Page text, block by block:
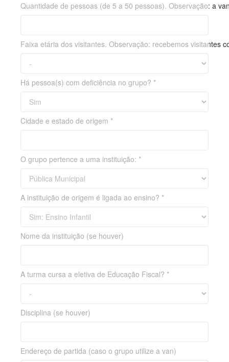
Quantidade de pessoas (de 5 a 50 pessoas). Observação: a
Faixa etária dos visitantes. Observação: recebemos visitantes
Há pessoa(s) com deficiência no grupo? *
Cidade e estado de origem *
O grupo pertence a uma instituição: *
A instituição de origem é ligada ao ensino? *
Nome da instituição (se houver)
A turma cursa a eletiva de Educação Fiscal? *
Disciplina (se houver)
Endereço de partida (caso o grupo utilize a van)